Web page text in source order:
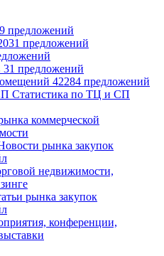
предложений
предложений
31 предложений
42284 предложений
Статистика по ТЦ и СП
коммерческой
рынка закупок
недвижимости,
рынка закупок
конференции,